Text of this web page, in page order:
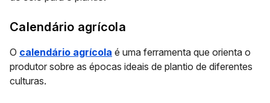
Calendário agrícola
O calendário agrícola é uma ferramenta que orienta o
produtor sobre as épocas ideais de plantio de diferentes
culturas.